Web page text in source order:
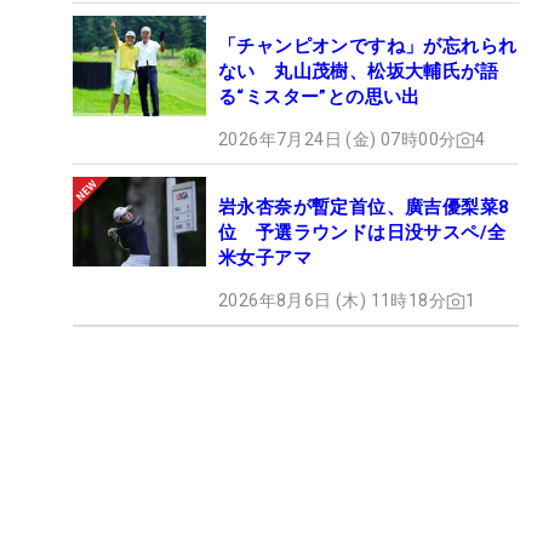
「チャンピオンですね」が忘れられ
ない 丸山茂樹、松坂大輔氏が語
る“ミスター”との思い出
2026年7月24日 (金) 07時00分 4
岩永杏奈が暫定首位、廣吉優梨菜8
位 予選ラウンドは日没サスペ/全
米女子アマ
2026年8月6日 (木) 11時18分 1